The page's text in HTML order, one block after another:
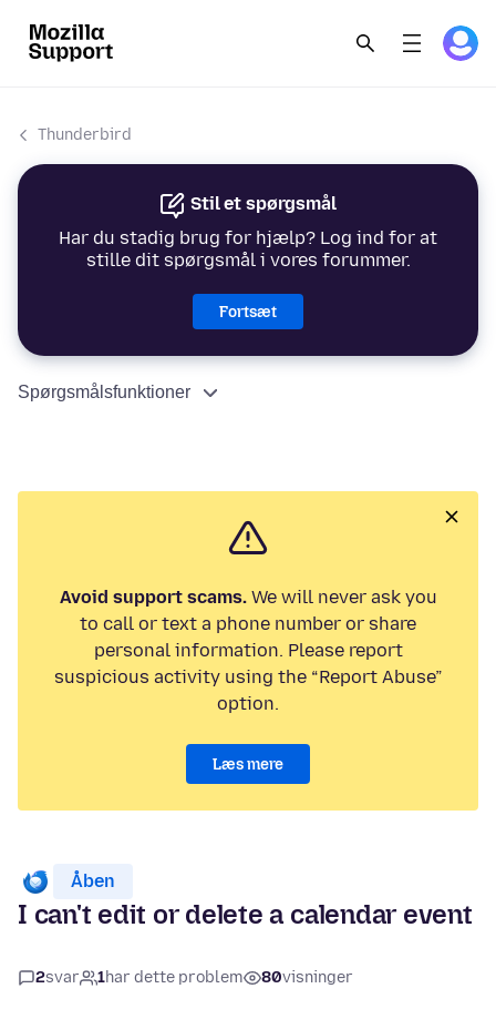
Thunderbird
Stil et spørgsmål
Har du stadig brug for hjælp? Log ind for at
stille dit spørgsmål i vores forummer.
Fortsæt
Spørgsmålsfunktioner
Avoid support scams.We will never ask you
to call or text a phone number or share
personal information. Please report
suspicious activity using the “Report Abuse”
option.
Læs mere
Åben
I can't edit or delete a calendar event
2svar 1har dette problem 80visninger